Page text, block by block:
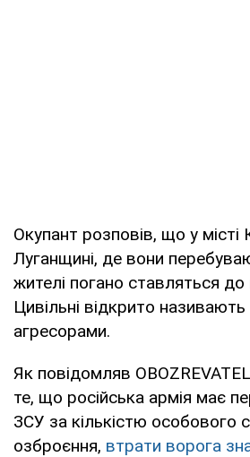
Окупант розповів, що у місті
Луганщині, де вони
жителі погано ставляться
Цивільні відкрито називають
агресорами.
Як повідомляв
те, що російська армія має
ЗСУ за кількістю особового
озброєння, втрати ворога